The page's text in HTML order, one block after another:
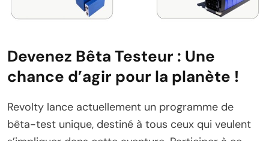
Devenez Bêta Testeur : Une
chance d’agir pour la planète !
Revolty lance actuellement un programme de
bêta-test unique, destiné à tous ceux qui veulent